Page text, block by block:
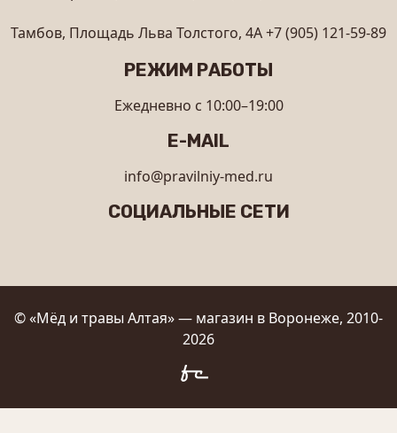
Тамбов, Площадь Льва Толстого, 4А+7 (905) 121-59-89
РЕЖИМ РАБОТЫ
Ежедневно с 10:00–19:00
E-MAIL
info@pravilniy-med.ru
СОЦИАЛЬНЫЕ СЕТИ
© «Мёд и травы Алтая» — магазин в Воронеже, 2010-
2026